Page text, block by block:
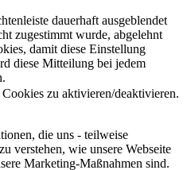
dauerhaft ausgeblendet
zugestimmt wurde, abgelehnt
damit diese Einstellung
diese Mitteilung bei jedem
zu aktivieren/deaktivieren.
die uns - teilweise
verstehen, wie unsere Webseite
Marketing-Maßnahmen sind.